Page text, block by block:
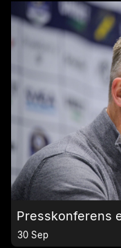
Presskonferens
30 Sep